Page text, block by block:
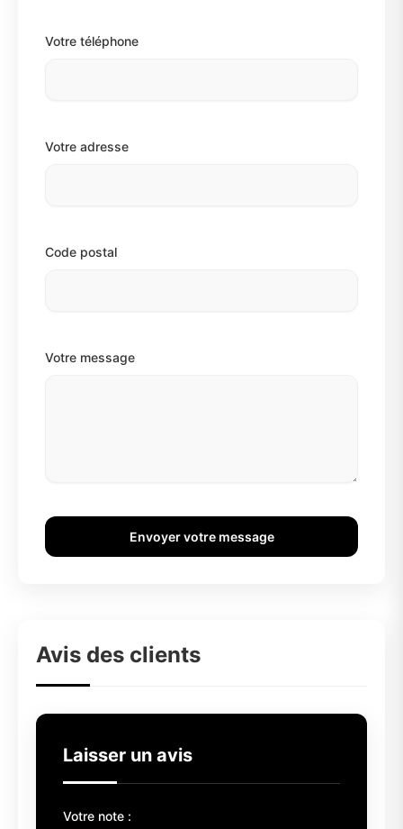
Votre téléphone
Votre adresse
Code postal
Votre message
Envoyer votre message
Avis des clients
Laisser un avis
Votre note :